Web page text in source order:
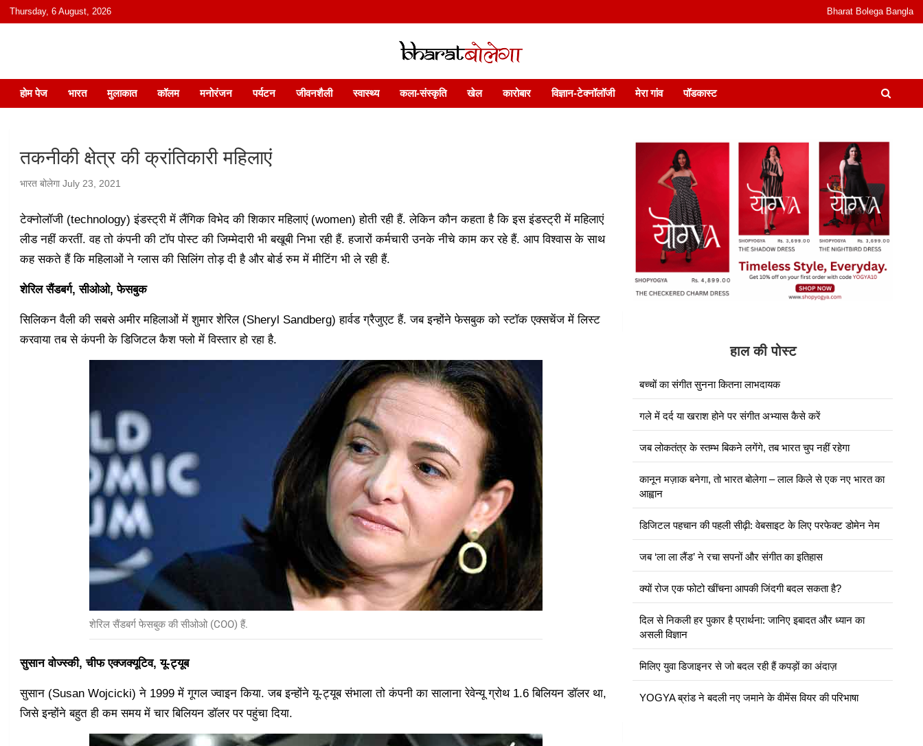
content
Thursday, 6 August, 2026 Bharat Bolega Bangla
भारत बोलेगा
हिंदी में समाचार, विचार, ऑडियो, वीडियो और फ़ीचर. भारत बोलेगा हिंदी न्यूज़ वेबसाइट India: News, Views, Info, Trends & Podcast I जानकारी भी समझदारी भी और पॉडकास्ट
होम पेज भारत मुलाकात कॉलम मनोरंजन पर्यटन जीवनशैली स्वास्थ्य कला-संस्कृति खेल कारोबार विज्ञान-टेक्नॉलॉजी मेरा गांव पॉडकास्ट
तकनीकी क्षेत्र की क्रांतिकारी महिलाएं
भारत बोलेगा July 23, 2021
टेक्नोलॉजी (technology) इंडस्ट्री में लैंगिक विभेद की शिकार महिलाएं (women) होती रही हैं. लेकिन कौन कहता है कि इस इंडस्ट्री में महिलाएं
लीड नहीं करतीं. वह तो कंपनी की टॉप पोस्ट की जिम्मेदारी भी बखूबी निभा रही हैं. हजारों कर्मचारी उनके नीचे काम कर रहे हैं. आप विश्वास के साथ
कह सकते हैं कि महिलाओं ने ग्लास की सिलिंग तोड़ दी है और बोर्ड रुम में मीटिंग भी ले रही हैं.
शेरिल सैंडबर्ग, सीओओ, फेसबुक
सिलिकन वैली की सबसे अमीर महिलाओं में शुमार शेरिल (Sheryl Sandberg) हार्वड ग्रैजुएट हैं. जब इन्होंने फेसबुक को स्टॉक एक्सचेंज में लिस्ट
करवाया तब से कंपनी के डिजिटल कैश फ्लो में विस्तार हो रहा है.
शेरिल सैंडबर्ग फेसबुक की सीओओ (COO) हैं.
सुसान वोज्स्की, चीफ एक्जक्यूटिव, यू-ट्यूब
सुसान (Susan Wojcicki) ने 1999 में गूगल ज्वाइन किया. जब इन्होंने यू-ट्यूब संभाला तो कंपनी का सालाना रेवेन्यू ग्रोथ 1.6 बिलियन डॉलर था,
जिसे इन्होंने बहुत ही कम समय में चार बिलियन डॉलर पर पहुंचा दिया.
हाल की पोस्ट
बच्चों का संगीत सुनना कितना लाभदायक
गले में दर्द या खराश होने पर संगीत अभ्यास कैसे करें
जब लोकतंत्र के स्तम्भ बिकने लगेंगे, तब भारत चुप नहीं रहेगा
कानून मज़ाक बनेगा, तो भारत बोलेगा – लाल किले से एक नए भारत का
आह्वान
डिजिटल पहचान की पहली सीढ़ी: वेबसाइट के लिए परफेक्ट डोमेन नेम
जब ‘ला ला लैंड’ ने रचा सपनों और संगीत का इतिहास
क्यों रोज एक फोटो खींचना आपकी जिंदगी बदल सकता है?
दिल से निकली हर पुकार है प्रार्थना: जानिए इबादत और ध्यान का
असली विज्ञान
मिलिए युवा डिजाइनर से जो बदल रही हैं कपड़ों का अंदाज़
YOGYA ब्रांड ने बदली नए जमाने के वीमेंस वियर की परिभाषा